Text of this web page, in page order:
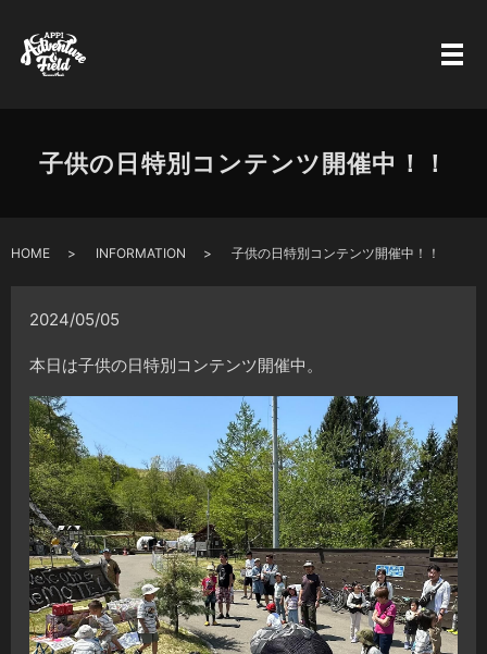
子供の日特別コンテンツ開催中！！
HOME INFORMATION 子供の日特別コンテンツ開催中！！
2024/05/05
本日は子供の日特別コンテンツ開催中。